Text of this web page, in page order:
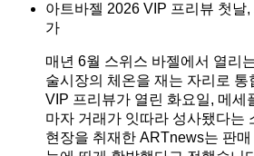
아트바젤 2026 VIP 프리뷰 첫날
가
매년 6월 스위스 바젤에서 열리
술시장의 체온을 재는 자리로 통
VIP 프리뷰가 열린 화요일, 메세
마자 거래가 잇따라 성사됐다는
현장을 취재한 ARTnews는 판